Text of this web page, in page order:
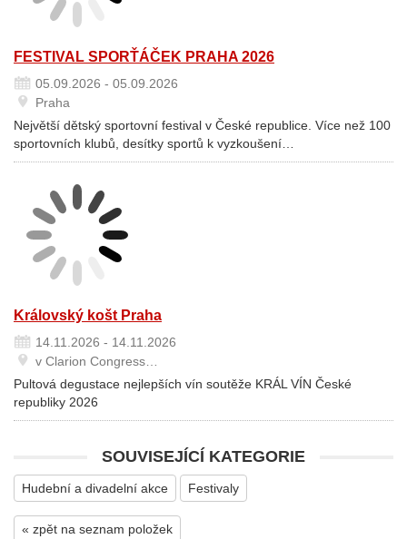
FESTIVAL SPORŤÁČEK PRAHA 2026
05.09.2026 - 05.09.2026
Praha
Největší dětský sportovní festival v České republice. Více než 100
sportovních klubů, desítky sportů k vyzkoušení…
Královský košt Praha
14.11.2026 - 14.11.2026
v Clarion Congress…
Pultová degustace nejlepších vín soutěže KRÁL VÍN České
republiky 2026
SOUVISEJÍCÍ KATEGORIE
Hudební a divadelní akce Festivaly
« zpět na seznam položek